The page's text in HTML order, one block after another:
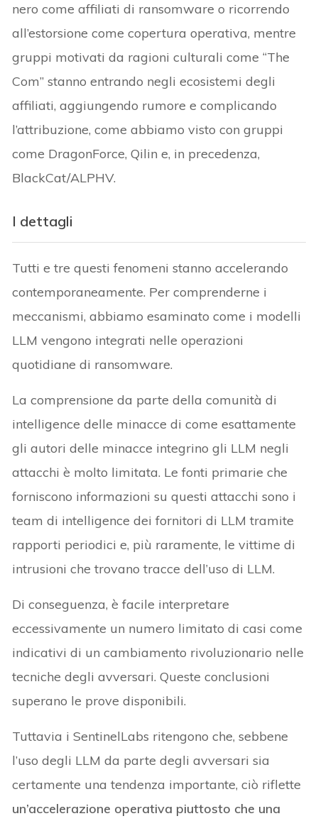
nero come affiliati di ransomware o ricorrendo
all’estorsione come copertura operativa, mentre
gruppi motivati da ragioni culturali come “The
Com” stanno entrando negli ecosistemi degli
affiliati, aggiungendo rumore e complicando
l’attribuzione, come abbiamo visto con gruppi
come DragonForce, Qilin e, in precedenza,
BlackCat/ALPHV.
I dettagli
Tutti e tre questi fenomeni stanno accelerando
contemporaneamente. Per comprenderne i
meccanismi, abbiamo esaminato come i modelli
LLM vengono integrati nelle operazioni
quotidiane di ransomware.
La comprensione da parte della comunità di
intelligence delle minacce di come esattamente
gli autori delle minacce integrino gli LLM negli
attacchi è molto limitata. Le fonti primarie che
forniscono informazioni su questi attacchi sono i
team di intelligence dei fornitori di LLM tramite
rapporti periodici e, più raramente, le vittime di
intrusioni che trovano tracce dell’uso di LLM.
Di conseguenza, è facile interpretare
eccessivamente un numero limitato di casi come
indicativi di un cambiamento rivoluzionario nelle
tecniche degli avversari. Queste conclusioni
superano le prove disponibili.
Tuttavia i SentinelLabs ritengono che, sebbene
l’uso degli LLM da parte degli avversari sia
certamente una tendenza importante, ciò riflette
un’accelerazione operativa piuttosto che una